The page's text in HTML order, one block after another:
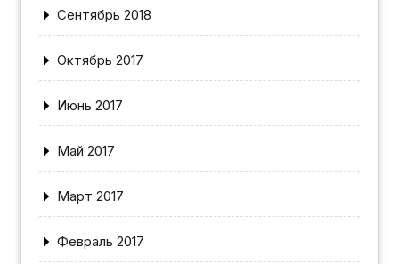
Сентябрь 2018
Октябрь 2017
Июнь 2017
Май 2017
Март 2017
Февраль 2017